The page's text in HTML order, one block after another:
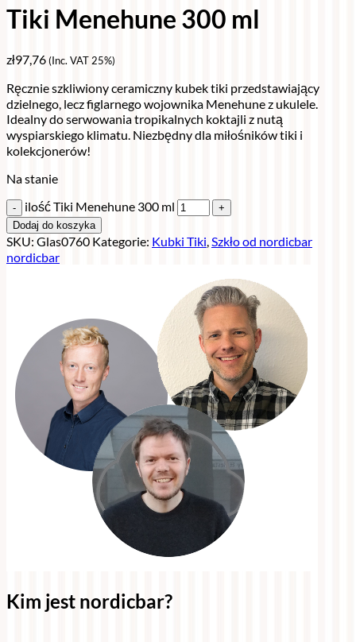
Tiki Menehune 300 ml
zł97,76(Inc. VAT 25%)
Ręcznie szkliwiony ceramiczny kubek tiki przedstawiający
dzielnego, lecz figlarnego wojownika Menehune z ukulele.
Idealny do serwowania tropikalnych koktajli z nutą
wyspiarskiego klimatu. Niezbędny dla miłośników tiki i
kolekcjonerów!
Na stanie
ilość Tiki Menehune 300 ml
Dodaj do koszyka
SKU: Glas0760 Kategorie: Kubki Tiki,Szkło od nordicbar
nordicbar
Kim jest nordicbar?